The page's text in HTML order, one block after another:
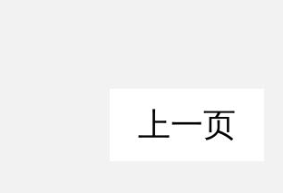
上一页